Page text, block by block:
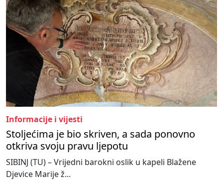
Informacije i vijesti
Stoljećima je bio skriven, a sada ponovno
otkriva svoju pravu ljepotu
SIBINJ (TU) – Vrijedni barokni oslik u kapeli Blažene
Djevice Marije ž...